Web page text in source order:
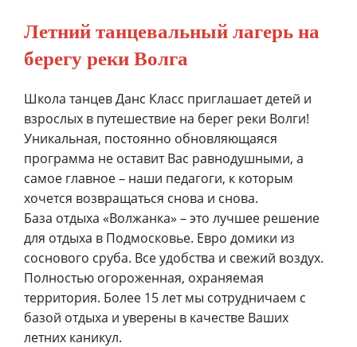
Летний танцевальный лагерь на
берегу реки Волга
Школа танцев Данс Класс приглашает детей и
взрослых в путешествие на берег реки Волги!
Уникальная, постоянно обновляющаяся
программа не оставит Вас равнодушными, а
самое главное – наши педагоги, к которым
хочется возвращаться снова и снова.
База отдыха «Волжанка» – это лучшее решение
для отдыха в Подмосковье. Евро домики из
соснового сруба. Все удобства и свежий воздух.
Полностью огороженная, охраняемая
территория. Более 15 лет мы сотрудничаем с
базой отдыха и уверены в качестве Ваших
летних каникул.